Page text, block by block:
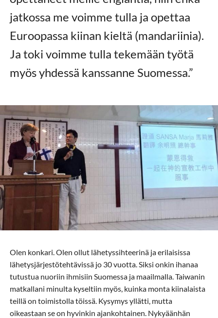
jatkossa me voimme tulla ja opettaa
Euroopassa kiinan kieltä (mandariinia).
Ja toki voimme tulla tekemään työtä
myös yhdessä kanssanne Suomessa.”
Olen konkari. Olen ollut lähetyssihteerinä ja erilaisissa
lähetysjärjestötehtävissä jo 30 vuotta. Siksi onkin ihanaa
tutustua nuoriin ihmisiin Suomessa ja maailmalla. Taiwanin
matkallani minulta kyseltiin myös, kuinka monta kiinalaista
teillä on toimistolla töissä. Kysymys yllätti, mutta
oikeastaan se on hyvinkin ajankohtainen. Nykyäänhän